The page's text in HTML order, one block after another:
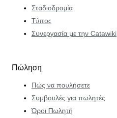
Σταδιοδρομία
Τύπος
Συνεργασία με την Catawiki
Πώληση
Πώς να πουλήσετε
Συμβουλές για πωλητές
Όροι Πωλητή